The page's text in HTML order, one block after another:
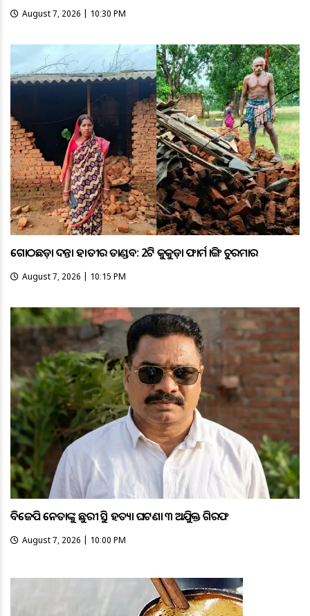
August 7, 2026 | 10:30 PM
ଗୋଠଛଡ଼ା ଦନ୍ତା ହାତୀର ତାଣ୍ଡବ: 2ଟି କୁକୁଡ଼ା ଫାର୍ମ ଭାଙ୍ଗି ଚୁରମାର
August 7, 2026 | 10:15 PM
ବିଜେପି ନେତାଙ୍କୁ ଛୁରୀ ଭୁସି ହତ୍ୟା ଘଟଣା ୩ ଅଭିଯୁକ୍ତ ଗିରଫ
August 7, 2026 | 10:00 PM